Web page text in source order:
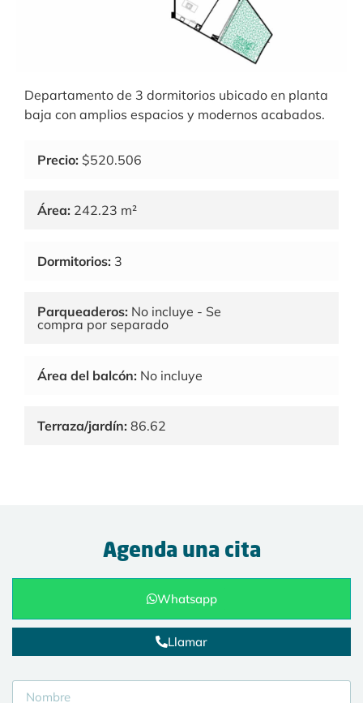
Departamento de 3 dormitorios ubicado en planta
baja con amplios espacios y modernos acabados.
Precio: $520.506
Área: 242.23 m²
Dormitorios: 3
Parqueaderos: No incluye - Se
compra por separado
Área del balcón: No incluye
Terraza/jardín: 86.62
Agenda una cita
Whatsapp
Llamar